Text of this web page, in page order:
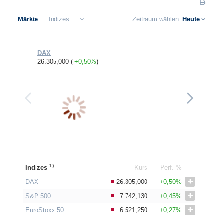
Märkte Indizes Zeitraum wählen: Heute
DAX
26.305,000 ( +0,50%)
Indizes 1) Kurs
Perf. %
DAX
26.305,000
+0,50%
S&P 500
7.742,130
+0,45%
EuroStoxx 50
6.521,250 +0,27%